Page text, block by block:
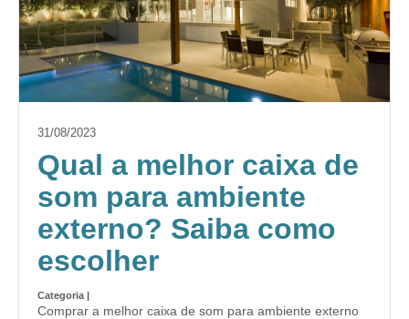
31/08/2023
Qual a melhor caixa de
som para ambiente
externo? Saiba como
escolher
Categoria |
Comprar a melhor caixa de som para ambiente externo